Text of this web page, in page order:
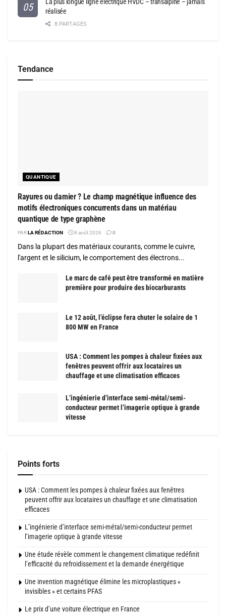
La plus longue ligne électrique HVDC – transalpine – jamais
réalisée
8 PARTAGES
Tendance
QUANTIQUE
Rayures ou damier ? Le champ magnétique influence des
motifs électroniques concurrents dans un matériau
quantique de type graphène
PAR LA RÉDACTION 8 août 2026 0
Dans la plupart des matériaux courants, comme le cuivre,
l'argent et le silicium, le comportement des électrons...
Le marc de café peut être transformé en matière
première pour produire des biocarburants
Le 12 août, l’éclipse fera chuter le solaire de 1
800 MW en France
USA : Comment les pompes à chaleur fixées aux
fenêtres peuvent offrir aux locataires un
chauffage et une climatisation efficaces
L’ingénierie d’interface semi-métal/semi-
conducteur permet l’imagerie optique à grande
vitesse
Points forts
USA : Comment les pompes à chaleur fixées aux fenêtres
peuvent offrir aux locataires un chauffage et une climatisation
efficaces
L’ingénierie d’interface semi-métal/semi-conducteur permet
l’imagerie optique à grande vitesse
Une étude révèle comment le changement climatique redéfinit
l’efficacité du refroidissement et la demande énergétique
Une invention magnétique élimine les microplastiques «
invisibles » et certains PFAS
Le prix d’une voiture électrique en France